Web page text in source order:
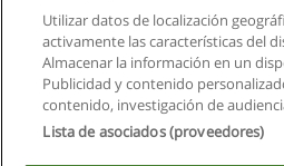
Privacidad de
Contactar con
Copyright © Educaedu Business
Utilizar datos de localización
activamente las características del
Almacenar la información en un
Publicidad y contenido
contenido, investigación de
Lista de asociados (proveedores)